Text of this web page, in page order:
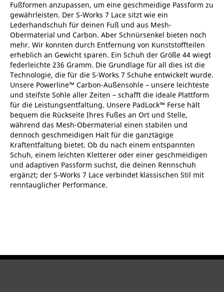
Fußformen anzupassen, um eine geschmeidige Passform zu
gewährleisten. Der S-Works 7 Lace sitzt wie ein
Lederhandschuh für deinen Fuß und aus Mesh-
Obermaterial und Carbon. Aber Schnürsenkel bieten noch
mehr. Wir konnten durch Entfernung von Kunststoffteilen
erheblich an Gewicht sparen. Ein Schuh der Größe 44 wiegt
federleichte 236 Gramm. Die Grundlage für all dies ist die
Technologie, die für die S-Works 7 Schuhe entwickelt wurde.
Unsere Powerline™ Carbon-Außensohle – unsere leichteste
und steifste Sohle aller Zeiten – schafft die ideale Plattform
für die Leistungsentfaltung. Unsere PadLock™ Ferse hält
bequem die Rückseite Ihres Fußes an Ort und Stelle,
während das Mesh-Obermaterial einen stabilen und
dennoch geschmeidigen Halt für die ganztägige
Kraftentfaltung bietet. Ob du nach einem entspannten
Schuh, einem leichten Kletterer oder einer geschmeidigen
und adaptiven Passform suchst, die deinen Rennschuh
ergänzt; der S-Works 7 Lace verbindet klassischen Stil mit
renntauglicher Performance.